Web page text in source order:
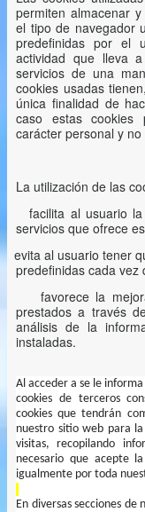
permiten almacenar
el tipo de navegador
predefinidas por el
actividad que lleva
servicios de una
cookies usadas
única finalidad de
caso estas cookies
carácter personal y
La utilización de las
facilita al usuario
servicios que ofrece
evita al usuario tener
predefinidas cada vez
favorece la
prestados a través
análisis de la
instaladas.
Al acceder a se le
cookies de terceros
cookies que tendrán
nuestro sitio web para
visitas,
recopilando
necesario que acepte
igualmente por toda
En diversas secciones